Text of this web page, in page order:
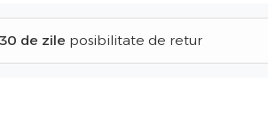
30 de zile posibilitate de retur